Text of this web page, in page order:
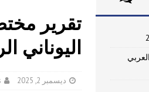
للمشاركة في مؤتمر الصحة العربي – اليوناني الثاني
25 و26 نوفمبر 2026 FORUMS
تقرير
اليوناني
ديسمبر 2, 2025